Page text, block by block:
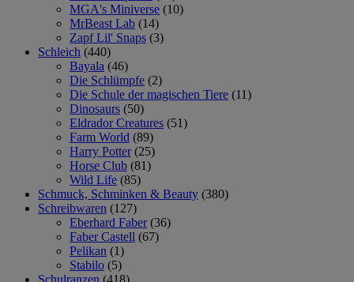
MGA's Miniverse (10)
MrBeast Lab (14)
Zapf Lil' Snaps (3)
Schleich (440)
Bayala (46)
Die Schlümpfe (2)
Die Schule der magischen Tiere (11)
Dinosaurs (50)
Eldrador Creatures (51)
Farm World (89)
Harry Potter (25)
Horse Club (81)
Wild Life (85)
Schmuck, Schminken & Beauty (380)
Schreibwaren (127)
Eberhard Faber (36)
Faber Castell (67)
Pelikan (1)
Stabilo (5)
Schulranzen (418)